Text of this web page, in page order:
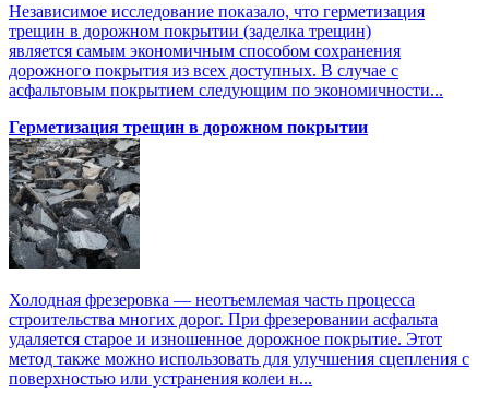
Независимое исследование показало, что герметизация
трещин в дорожном покрытии (заделка трещин)
является самым экономичным способом сохранения
дорожного покрытия из всех доступных. В случае с
асфальтовым покрытием следующим по экономичности...
Герметизация трещин в дорожном покрытии
Холодная фрезеровка — неотъемлемая часть процесса
строительства многих дорог. При фрезеровании асфальта
удаляется старое и изношенное дорожное покрытие. Этот
метод также можно использовать для улучшения сцепления с
поверхностью или устранения колеи н...